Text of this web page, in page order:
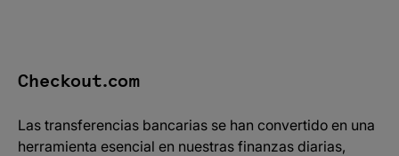
Checkout.com
Las transferencias bancarias se han convertido en una
herramienta esencial en nuestras finanzas diarias,